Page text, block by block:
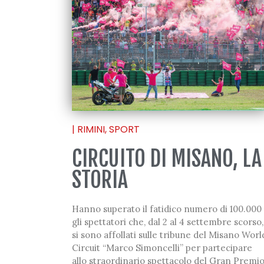
| RIMINI,SPORT
CIRCUITO DI MISANO, LA
STORIA
Hanno superato il fatidico numero di 100.000
gli spettatori che, dal 2 al 4 settembre scorso,
si sono affollati sulle tribune del Misano
Circuit “Marco Simoncelli” per partecipare
allo straordinario spettacolo del Gran Premio